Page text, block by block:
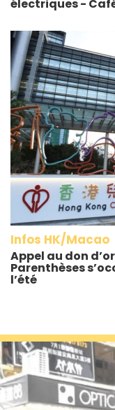
électriques -
Infos HK/Macao
Appel au don
Parenthèses
l’été